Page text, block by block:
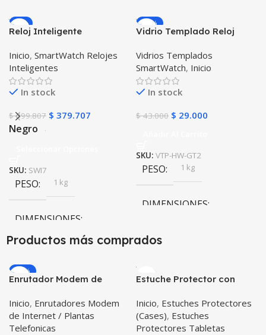
-5%
Reloj Inteligente
Incluye Pulso y Estuche
protector – GPS
Inicio, SmartWatch Relojes
Inteligentes
In stock
$399.807 $ 379.707
Negro
SKU: SWI7
PESO 1 kg
DIMENSIONES
COLOR Negro, Rosa
PULSO ADICIONAL
-33%
Vidrio Templado Reloj
Huawei Gt2 46mm X2
Unidades
Vidrios Templados
SmartWatch, Inicio
In stock
$43.000 $ 29.000
SKU: VTP-HW-GT2
PESO 1 kg
DIMENSIONES
10 × 10 × 10 cm
Productos más comprados
-20%
Enrutador Modem de
Libre Todo Operador 4G
LTE SIMCARD
Inicio, Enrutadores Modem
de Internet / Plantas
Telefonicas
Estuche Protector con
Tablet Samsung Galaxy
Tab A8 10.5 2021 – 2022
SM-x200 SM-x205 Anti
Inicio, Estuches Protectores
(Cases), Estuches
Protectores Tabletas